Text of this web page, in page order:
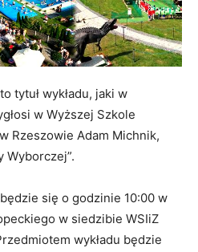
tytuł wykładu, jaki w
w Wyższej Szkole
Rzeszowie Adam Michnik,
Wyborczej”.
się o godzinie 10:00 w
w siedzibie WSIiZ
wykładu będzie